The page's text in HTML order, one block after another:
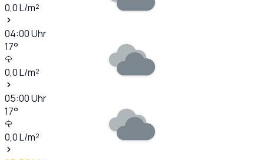
0,0L/m²
04:00Uhr
17°
0,0L/m²
05:00Uhr
17°
0,0L/m²